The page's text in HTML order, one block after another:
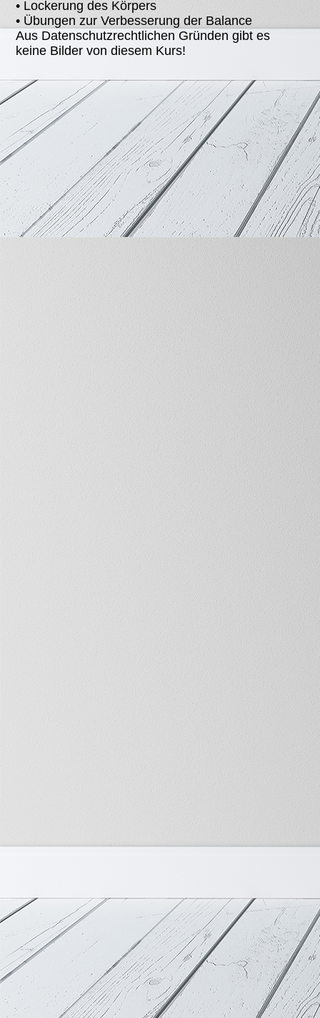
• Lockerung des Körpers
• Übungen zur Verbesserung der Balance
Aus Datenschutzrechtlichen Gründen gibt es
keine Bilder von diesem Kurs!